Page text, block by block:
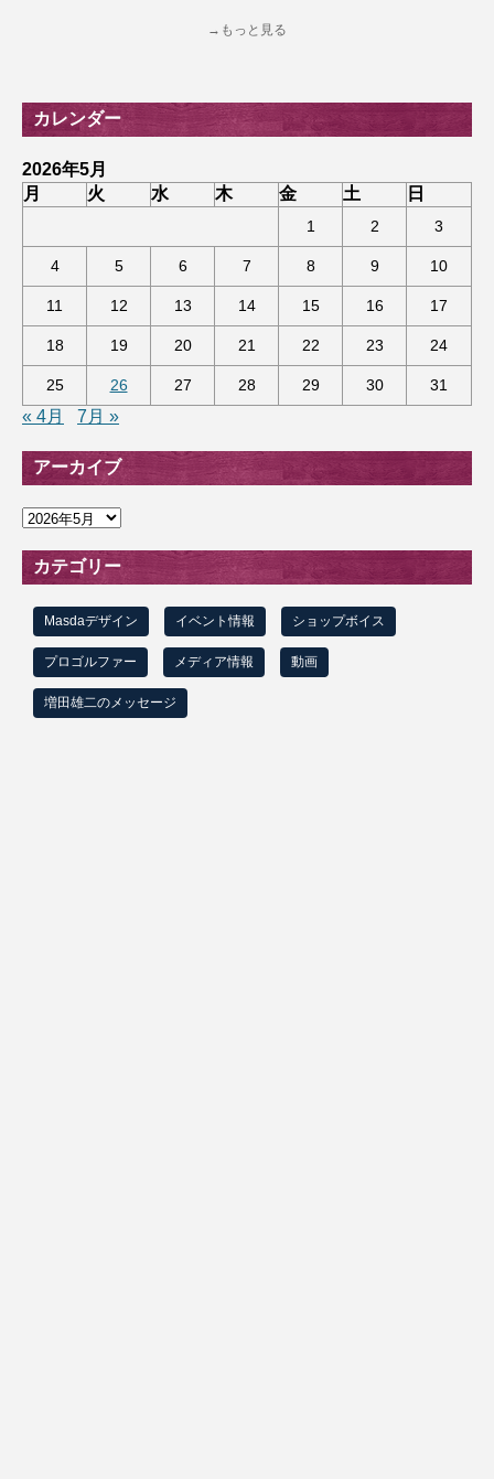
→もっと見る
カレンダー
2026年5月
月
火 水 木 金 土 日
1 2 3
4 5 6 7 8 9 10
11 12 13 14 15 16 17
18 19 20 21 22 23 24
25 26 27 28 29 30 31
« 4月 7月 »
アーカイブ
ア
カ
イ
ブ
カテゴリー
Masdaデザイン イベント情報 ショップボイス
プロゴルファー メディア情報 動画
増田雄二のメッセージ